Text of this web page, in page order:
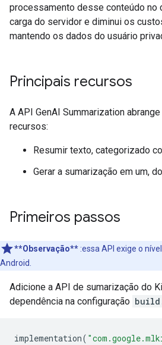
processamento desse conteúdo no
carga do servidor e diminui os
mantendo os dados do usuário
Principais recursos
A API GenAI Summarization
recursos:
Resumir texto, categorizado
Gerar a sumarização em um,
Primeiros passos
**Observação** :essa API exige o
Android.
Adicione a API de sumarização do
dependência na configuração
implementation(